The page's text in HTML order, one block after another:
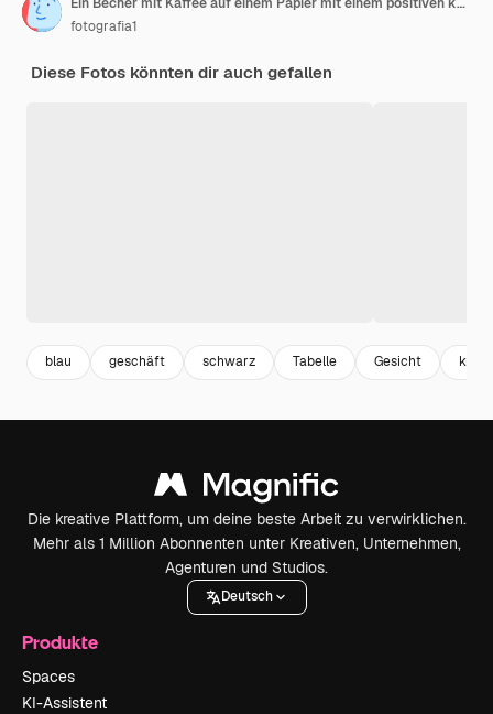
fotografia1
Diese Fotos könnten dir auch gefallen
blau geschäft schwarz Tabelle Gesicht
Die kreative Plattform, um deine beste Arbeit zu verwirklichen.
Mehr als 1 Million Abonnenten unter Kreativen, Unternehmen,
Agenturen und Studios.
Deutsch
Produkte
Spaces
KI-Assistent